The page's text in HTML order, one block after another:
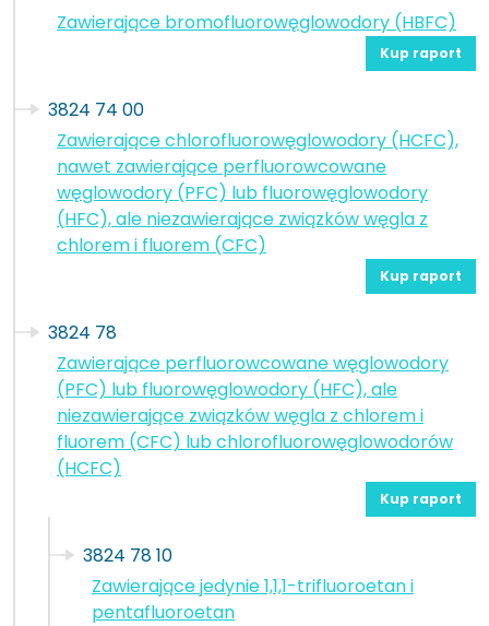
Zawierające bromofluorowęglowodory (HBFC)
Kup raport
3824 74 00
Zawierające chlorofluorowęglowodory (HCFC),
nawet zawierające perfluorowcowane
węglowodory (PFC) lub fluorowęglowodory
(HFC), ale niezawierające związków węgla z
chlorem i fluorem (CFC)
Kup raport
3824 78
Zawierające perfluorowcowane węglowodory
(PFC) lub fluorowęglowodory (HFC), ale
niezawierające związków węgla z chlorem i
fluorem (CFC) lub chlorofluorowęglowodorów
(HCFC)
Kup raport
3824 78 10
Zawierające jedynie 1,1,1-trifluoroetan i
pentafluoroetan